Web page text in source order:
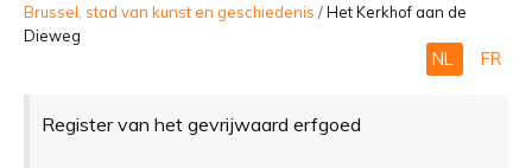
BELEVEN
Brussel, stad van kunst en geschiedenis /Het Kerkhof aan de
Dieweg
NL FR
Register van het gevrijwaard erfgoed